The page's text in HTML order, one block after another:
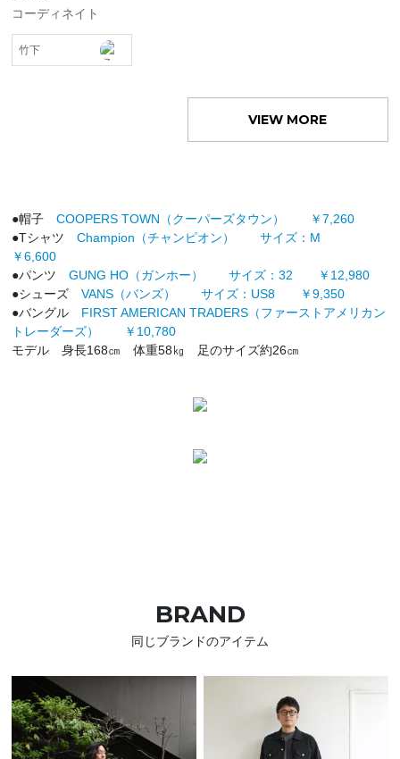
コーディネイト
竹下
VIEW MORE
●帽子COOPERS TOWN（クーパーズタウン） ￥7,260
●TシャツChampion（チャンピオン） サイズ：M
￥6,600
●パンツGUNG HO（ガンホー） サイズ：32 ￥12,980
●シューズVANS（バンズ） サイズ：US8 ￥9,350
●バングル FIRST AMERICAN TRADERS（ファーストアメリカン
トレーダーズ） ￥10,780
モデル 身長168㎝ 体重58㎏ 足のサイズ約26㎝
BRAND
同じブランドのアイテム